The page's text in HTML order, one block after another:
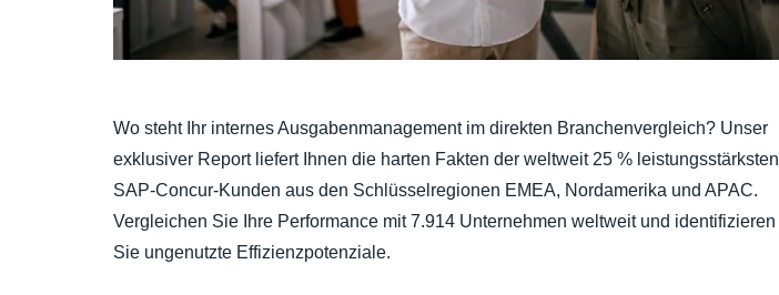
Wo steht Ihr internes Ausgabenmanagement im direkten Branchenvergleich? Unser
exklusiver Report liefert Ihnen die harten Fakten der weltweit 25 % leistungsstärksten
SAP-Concur-Kunden aus den Schlüsselregionen EMEA, Nordamerika und APAC.
Vergleichen Sie Ihre Performance mit 7.914 Unternehmen weltweit und identifizieren
Sie ungenutzte Effizienzpotenziale.